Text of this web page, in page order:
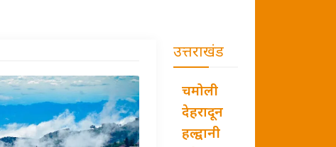
उत्तराखंड
चमोली
देहरादून
हल्द्वानी